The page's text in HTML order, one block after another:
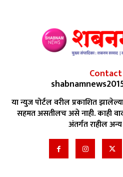
या न्युज पोर्टल वरील प्रकाशित
सहमत असतीलच असे नाही. काही
अंतर्गत राहील